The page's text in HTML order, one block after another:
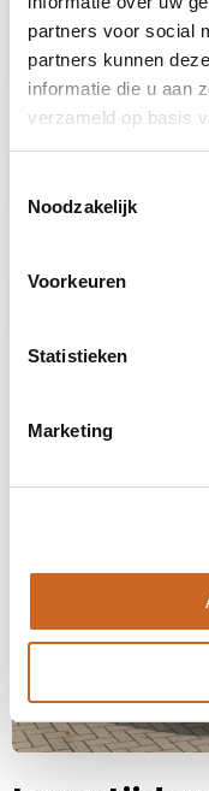
partners voor social
partners kunnen
informatie die u aan
verzameld op basis
Noodzakelijk
Voorkeuren
Statistieken
Marketing
gewenste
verpakkingen?
ons op.